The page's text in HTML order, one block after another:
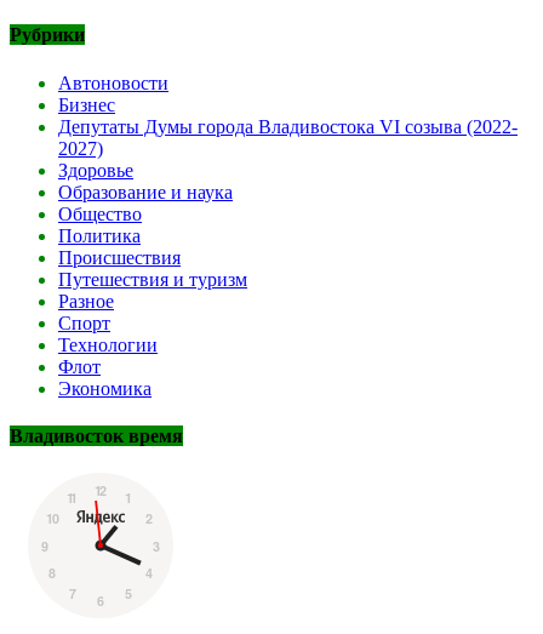
Рубрики
Автоновости
Бизнес
Депутаты Думы города Владивостока VI созыва (2022-
2027)
Здоровье
Образование и наука
Общество
Политика
Происшествия
Путешествия и туризм
Разное
Спорт
Технологии
Флот
Экономика
Владивосток время